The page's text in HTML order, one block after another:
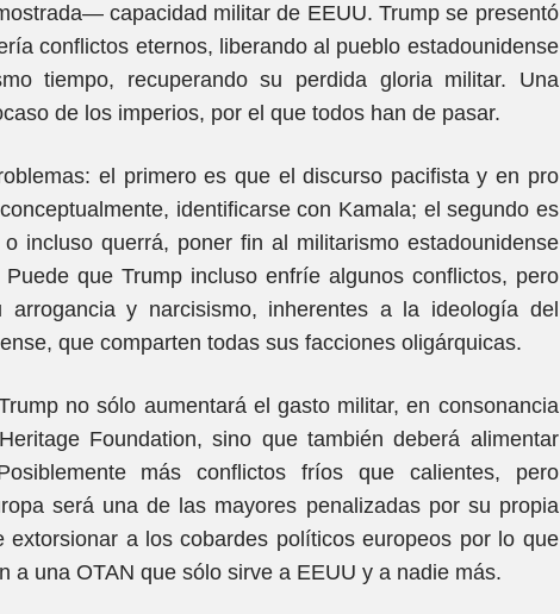
capacidad militar de EEUU. Trump se presentó
conflictos eternos, liberando al pueblo estadounidense
tiempo, recuperando su perdida gloria militar. Una
de los imperios, por el que todos han de pasar.
el primero es que el discurso pacifista y en pro
identificarse con Kamala; el segundo es
incluso querrá, poner fin al militarismo estadounidense
que Trump incluso enfríe algunos conflictos, pero
y narcisismo, inherentes a la ideología del
que comparten todas sus facciones oligárquicas.
no sólo aumentará el gasto militar, en consonancia
Foundation, sino que también deberá alimentar
más conflictos fríos que calientes, pero
será una de las mayores penalizadas por su propia
extorsionar a los cobardes políticos europeos por lo que
a una OTAN que sólo sirve a EEUU y a nadie más.